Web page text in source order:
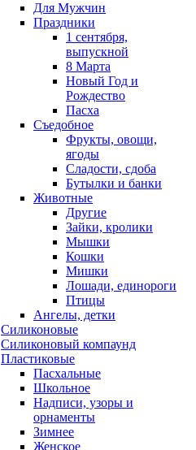
Для Мужчин
Праздники
1 сентября,
выпускной
8 Марта
Новый Год и
Рождество
Пасха
Съедобное
Фрукты, овощи,
ягоды
Сладости, сдоба
Бутылки и банки
Животные
Другие
Зайки, кролики
Мышки
Кошки
Мишки
Лошади, единороги
Птицы
Ангелы, детки
Силиконовые
Силиконовый компаунд
Пластиковые
Пасхальные
Школьное
Надписи, узоры и
орнаменты
Зимнее
Женское